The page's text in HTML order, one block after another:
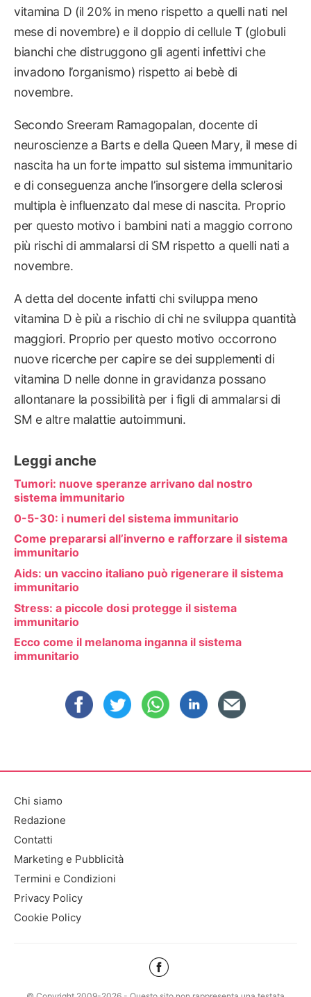
vitamina D (il 20% in meno rispetto a quelli nati nel
mese di novembre) e il doppio di cellule T (globuli
bianchi che distruggono gli agenti infettivi che
invadono l’organismo) rispetto ai bebè di
novembre.
Secondo Sreeram Ramagopalan, docente di
neuroscienze a Barts e della Queen Mary, il mese di
nascita ha un forte impatto sul sistema immunitario
e di conseguenza anche l’insorgere della sclerosi
multipla è influenzato dal mese di nascita. Proprio
per questo motivo i bambini nati a maggio corrono
più rischi di ammalarsi di SM rispetto a quelli nati a
novembre.
A detta del docente infatti chi sviluppa meno
vitamina D è più a rischio di chi ne sviluppa quantità
maggiori. Proprio per questo motivo occorrono
nuove ricerche per capire se dei supplementi di
vitamina D nelle donne in gravidanza possano
allontanare la possibilità per i figli di ammalarsi di
SM e altre malattie autoimmuni.
Leggi anche
Tumori: nuove speranze arrivano dal nostro
sistema immunitario
0-5-30: i numeri del sistema immunitario
Come prepararsi all’inverno e rafforzare il sistema
immunitario
Aids: un vaccino italiano può rigenerare il sistema
immunitario
Stress: a piccole dosi protegge il sistema
immunitario
Ecco come il melanoma inganna il sistema
immunitario
Chi siamo
Redazione
Contatti
Marketing e Pubblicità
Termini e Condizioni
Privacy Policy
Cookie Policy